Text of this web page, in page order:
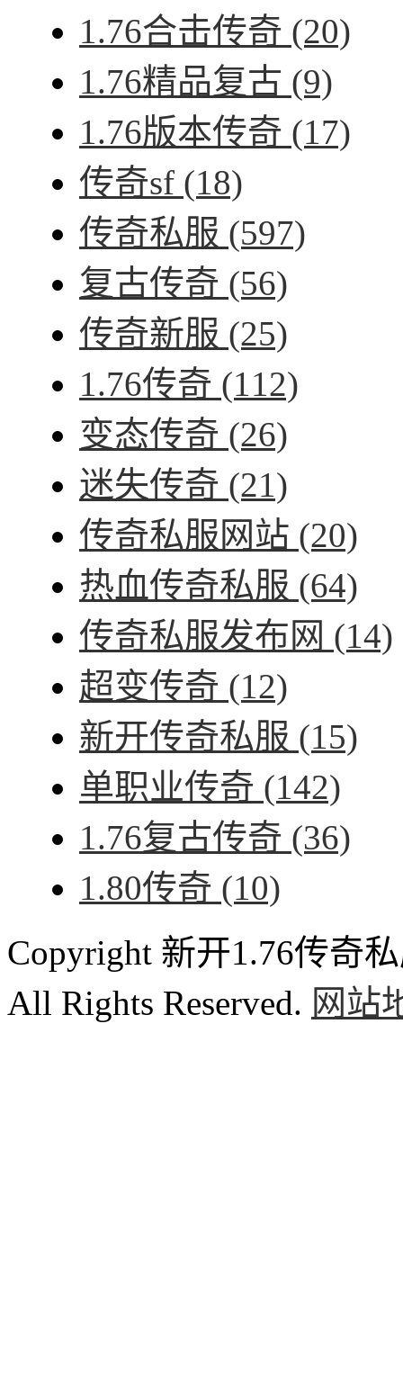
1.76合击传奇 (20)
1.76精品复古 (9)
1.76版本传奇 (17)
传奇sf (18)
传奇私服 (597)
复古传奇 (56)
传奇新服 (25)
1.76传奇 (112)
变态传奇 (26)
迷失传奇 (21)
传奇私服网站 (20)
热血传奇私服 (64)
传奇私服发布网 (14)
超变传奇 (12)
新开传奇私服 (15)
单职业传奇 (142)
1.76复古传奇 (36)
1.80传奇 (10)
Copyright 新开1.76传奇
All Rights Reserved. 网站